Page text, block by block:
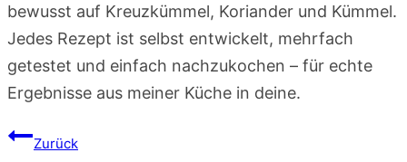
bewusst auf Kreuzkümmel, Koriander und Kümmel.
Jedes Rezept ist selbst entwickelt, mehrfach
getestet und einfach nachzukochen – für echte
Ergebnisse aus meiner Küche in deine.
Beitragsnavigation
Zurück